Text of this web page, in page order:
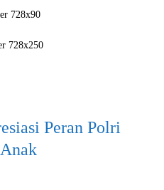
Peran Polri